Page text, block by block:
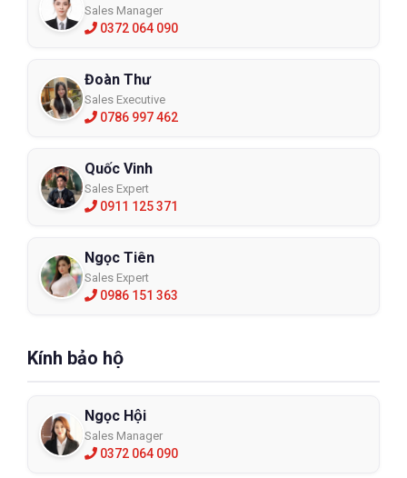
Sales Manager
0372 064 090
Đoàn Thư
Sales Executive
0786 997 462
Quốc Vinh
Sales Expert
0911 125 371
Ngọc Tiên
Sales Expert
0986 151 363
Kính bảo hộ
Ngọc Hội
Sales Manager
0372 064 090